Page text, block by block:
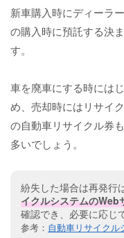
新車購入時にディーラ
の購入時に預託する決
す。
車を廃車にする時には
め、売却時にはリサイ
の自動車リサイクル券
多いでしょう。
紛失した場合は再発行
イクルシステムのWeb
確認でき、必要に応じ
参考： 自動車リサイクル